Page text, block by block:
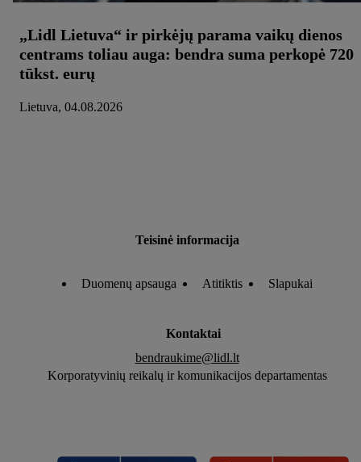
„Lidl Lietuva“ ir pirkėjų parama vaikų dienos
centrams toliau auga: bendra suma perkopė 720
tūkst. eurų
Lietuva, 04.08.2026
Teisinė informacija
Duomenų apsauga Atitiktis Slapukai
Kontaktai
bendraukime@lidl.lt
Korporatyvinių reikalų ir komunikacijos departamentas